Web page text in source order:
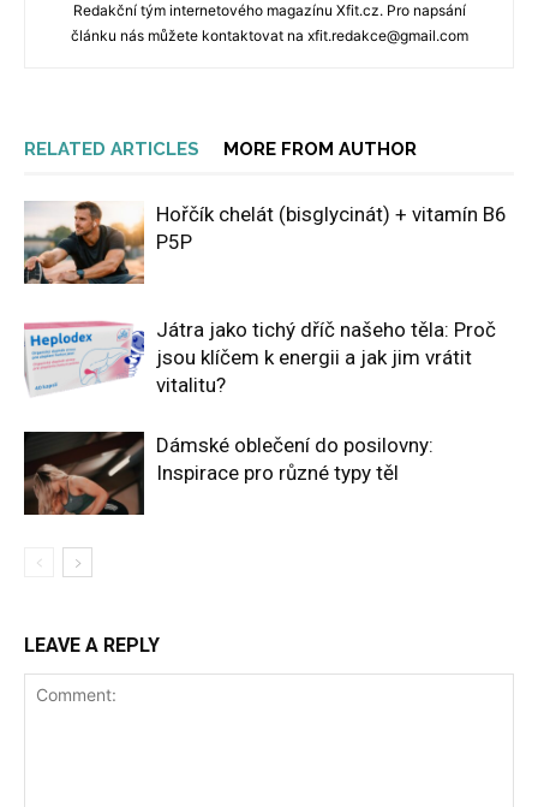
Redakční tým internetového magazínu Xfit.cz. Pro napsání
článku nás můžete kontaktovat na xfit.redakce@gmail.com
RELATED ARTICLES MORE FROM AUTHOR
Hořčík chelát (bisglycinát) + vitamín B6
P5P
Játra jako tichý dříč našeho těla: Proč
jsou klíčem k energii a jak jim vrátit
vitalitu?
Dámské oblečení do posilovny:
Inspirace pro různé typy těl
LEAVE A REPLY